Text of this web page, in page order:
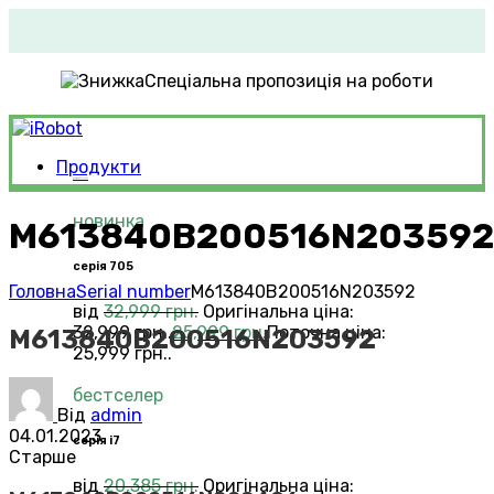
Спеціальна пропозиція на роботи
Продукти
новинка
серія 705
від 32,999грн. Оригінальна ціна:
32,999 грн..25,999грн.Поточна ціна:
25,999 грн..
бестселер
серія i7
від 20,385грн. Оригінальна ціна:
M613840B200516N203592
ГоловнаSerial numberM613840B200516N203592
M613840B200516N203592
Від admin
04.01.2023
Старше